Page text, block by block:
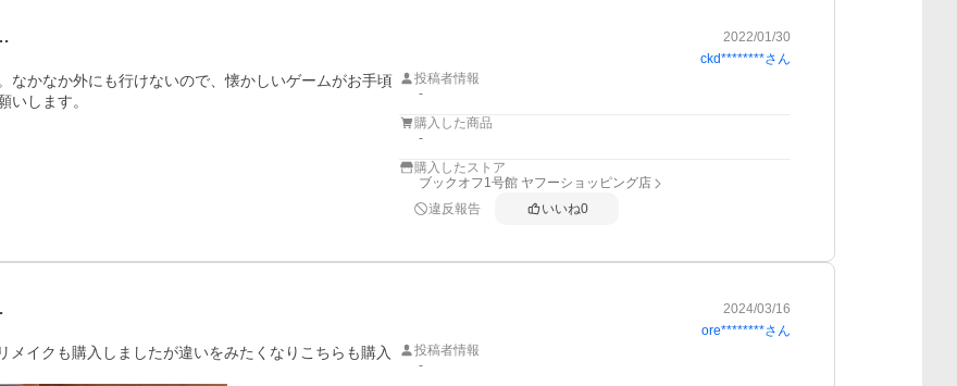
2022/01/30
ckd********さん
なかなか外にも行けないので、懐かしいゲームがお手頃
いします。
投稿者情報
-
購入した商品
-
購入したストア
ブックオフ1号館 ヤフーショッピング店
違反報告
いいね0
2024/03/16
ore********さん
イクも購入しましたが違いをみたくなりこちらも購入
投稿者情報
-